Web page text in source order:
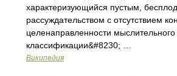
характеризующийся пустым,
рассуждательством с отсутствием
целенаправленности
классификации&#8230; …
Википедия